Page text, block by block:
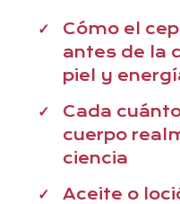
Cómo el
antes de la
piel y
Cada
cuerpo
ciencia
Aceite o